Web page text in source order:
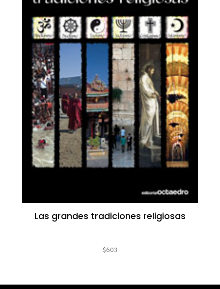
Las grandes tradiciones religiosas
$603